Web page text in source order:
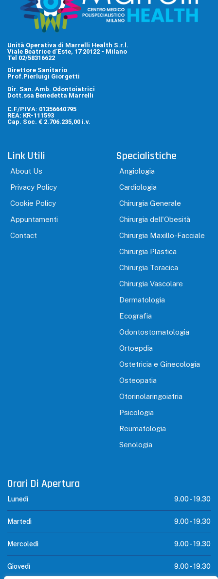
Unità Operativa di Marrelli Health S.r.l.
Viale Beatrice d'Este, 17 20122 - Milano
Tel 02/58316622
Direttore Sanitario
Prof.Pierluigi Giorgetti
Dir. San. Amb. Odontoiatrici
Dott.ssa Benedetta Marrelli
C.F/P.IVA: 01356640795
REA: KR-111593
Cap. Soc. € 2.706.235,00 i.v.
Link Utili
About Us
Privacy Policy
Cookie Policy
Appuntamenti
Contact
Specialistiche
Angiologia
Cardiologia
Chirurgia Generale
Chirurgia dell'Obesità
Chirurgia Maxillo-Facciale
Chirurgia Plastica
Chirurgia Toracica
Chirurgia Vascolare
Dermatologia
Ecografia
Odontostomatologia
Ortoepdia
Ostetricia e Ginecologia
Osteopatia
Otorinolaringoiatria
Psicologia
Reumatologia
Senologia
Orari Di Apertura
Lunedì 9.00 -19.30
Martedì 9.00 -19.30
Mercoledì 9.00 -19.30
Giovedì 9.00 -19.30